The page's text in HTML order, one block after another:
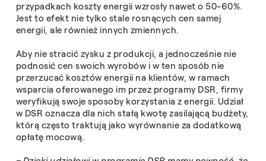
przypadkach koszty energii wzrosły nawet o 50-60%.
Jest to efekt nie tylko stale rosnących cen samej
energii, ale również innych zmiennych.
Aby nie stracić zysku z produkcji, a jednocześnie nie
podnosić cen swoich wyrobów i w ten sposób nie
przerzucać kosztów energii na klientów, w ramach
wsparcia oferowanego im przez programy DSR, firmy
weryfikują swoje sposoby korzystania z energii. Udział
w DSR oznacza dla nich stałą kwotę zasilającą budżety,
którą często traktują jako wyrównanie za dodatkową
opłatę mocową.